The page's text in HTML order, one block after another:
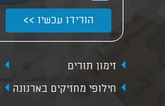
הורידו עכשיו >>
זימון תורים
חילופי מחזיקים בארנונה